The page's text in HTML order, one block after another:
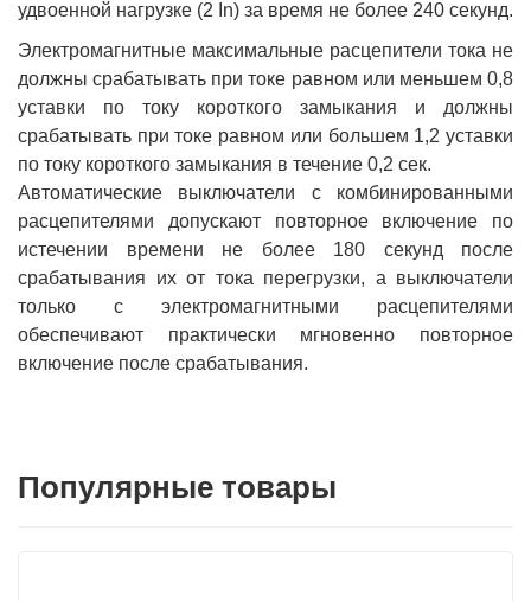
удвоенной нагрузке (2 In) за время не более 240 секунд.
Электромагнитные максимальные расцепители тока не
должны срабатывать при токе равном или меньшем 0,8
уставки по току короткого замыкания и должны
срабатывать при токе равном или большем 1,2 уставки
по току короткого замыкания в течение 0,2 сек.
Автоматические выключатели с комбинированными
расцепителями допускают повторное включение по
истечении времени не более 180 секунд после
срабатывания их от тока перегрузки, а выключатели
только с электромагнитными расцепителями
обеспечивают практически мгновенно повторное
включение после срабатывания.
Популярные товары